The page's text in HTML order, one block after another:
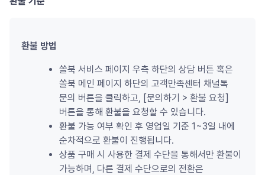
환불 방법
쏠북 서비스 페이지 우측 하단의 상담 버튼 혹은
쏠북 메인 페이지 하단의 고객만족센터 채널톡
문의 버튼을 클릭하고, [문의하기 > 환불 요청]
버튼을 통해 환불을 요청할 수 있습니다.
환불 가능 여부 확인 후 영업일 기준 1~3일 내에
순차적으로 환불이 진행됩니다.
상품 구매 시 사용한 결제 수단을 통해서만 환불이
가능하며, 다른 결제 수단으로의 전환은